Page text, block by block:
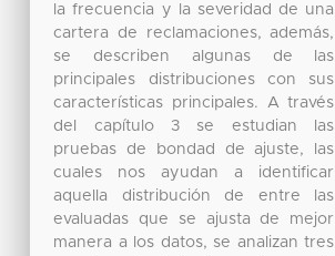
la frecuencia y la severidad de una
cartera de reclamaciones, además,
se describen algunas de las
principales distribuciones con sus
características principales. A través
del capítulo 3 se estudian las
pruebas de bondad de ajuste, las
cuales nos ayudan a identificar
aquella distribución de entre las
evaluadas que se ajusta de mejor
manera a los datos, se analizan tres